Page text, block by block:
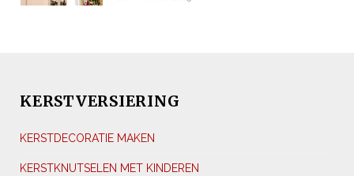
KERSTVERSIERING
KERSTDECORATIE MAKEN
KERSTKNUTSELEN MET KINDEREN